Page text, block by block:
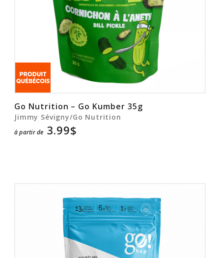
Go Nutrition – Go Kumber 35g
Jimmy Sévigny/Go Nutrition
à partir de 3.99$